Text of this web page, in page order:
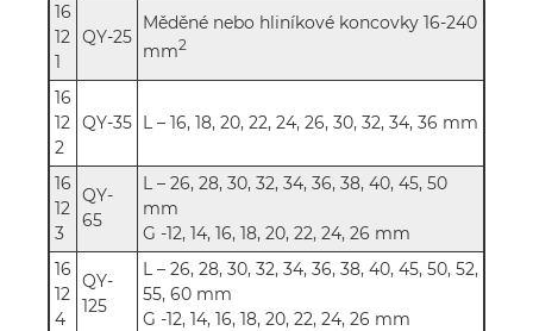
16
12
1
QY-25
Měděné nebo hliníkové koncovky 16-240
mm2
16
12
2
QY-35 L – 16, 18, 20, 22, 24, 26, 30, 32, 34, 36 mm
16
12
3
QY-
65
L – 26, 28, 30, 32, 34, 36, 38, 40, 45, 50
mm
G -12, 14, 16, 18, 20, 22, 24, 26 mm
16
12
4
QY-
125
L – 26, 28, 30, 32, 34, 36, 38, 40, 45, 50, 52,
55, 60 mm
G -12, 14, 16, 18, 20, 22, 24, 26 mm